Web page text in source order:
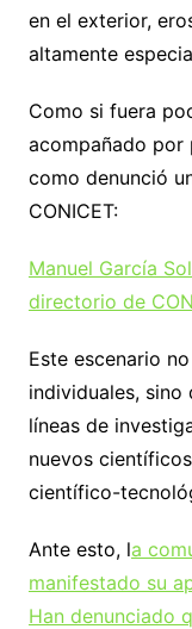
en el exterior,
altamente
Como si fuera
acompañado por
como denunció
CONICET:
Manuel García
directorio de
Este escenario
individuales,
líneas de
nuevos
científico-
Ante esto, la
manifestado su
Han denunciado